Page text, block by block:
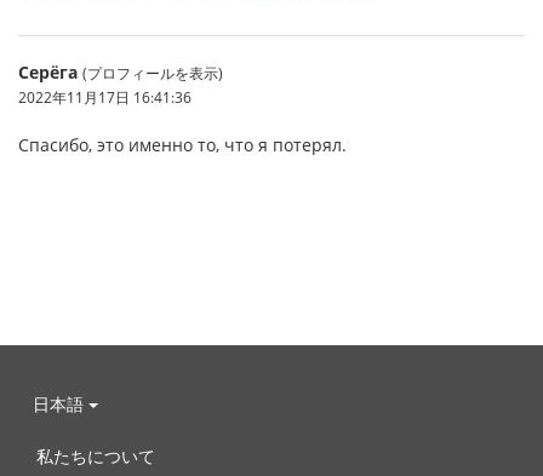
Серёга (プロフィールを表示)
2022年11月17日 16:41:36
Спасибо, это именно то, что я потерял.
日本語
私たちについて